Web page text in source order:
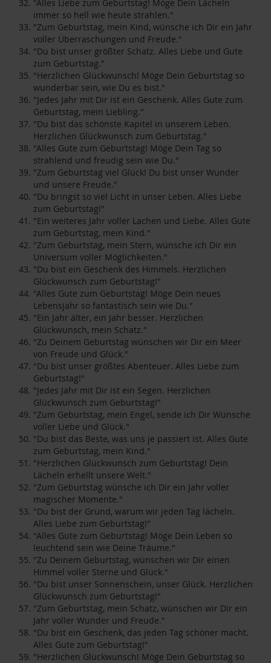
"Alles Liebe zum Geburtstag! Möge Dein Lächeln
immer so hell wie heute strahlen."
"Zum Geburtstag, mein Kind, wünsche ich Dir ein Jahr
voller Überraschungen und Freude."
"Du bist unser größter Schatz. Alles Liebe und Gute
zum Geburtstag."
"Herzlichen Glückwunsch! Möge Dein Geburtstag so
wunderbar sein, wie Du es bist."
"Jedes Jahr mit Dir ist ein Geschenk. Alles Gute zum
Geburtstag, mein Liebling."
"Du bist das schönste Kapitel in unserem Leben.
Herzlichen Glückwunsch zum Geburtstag."
"Alles Gute zum Geburtstag! Möge Dein Tag so
strahlend und freudig sein wie Du."
"Zum Geburtstag viel Glück! Du bist unser Wunder
und unsere Freude."
"Du bringst so viel Licht in unser Leben. Alles Liebe
zum Geburtstag!"
"Ein weiteres Jahr voller Lachen und Liebe. Alles Gute
zum Geburtstag, mein Kind."
"Zum Geburtstag, mein Stern, wünsche ich Dir ein
Universum voller Möglichkeiten."
"Du bist ein Geschenk des Himmels. Herzlichen
Glückwunsch zum Geburtstag!"
"Alles Gute zum Geburtstag! Möge Dein neues
Lebensjahr so fantastisch sein wie Du."
"Ein Jahr älter, ein Jahr besser. Herzlichen
Glückwunsch, mein Schatz."
"Zu Deinem Geburtstag wünschen wir Dir ein Meer
von Freude und Glück."
"Du bist unser größtes Abenteuer. Alles Liebe zum
Geburtstag!"
"Jedes Jahr mit Dir ist ein Segen. Herzlichen
Glückwunsch zum Geburtstag!"
"Zum Geburtstag, mein Engel, sende ich Dir Wünsche
voller Liebe und Glück."
"Du bist das Beste, was uns je passiert ist. Alles Gute
zum Geburtstag, mein Kind."
"Herzlichen Glückwunsch zum Geburtstag! Dein
Lächeln erhellt unsere Welt."
"Zum Geburtstag wünsche ich Dir ein Jahr voller
magischer Momente."
"Du bist der Grund, warum wir jeden Tag lächeln.
Alles Liebe zum Geburtstag!"
"Alles Gute zum Geburtstag! Möge Dein Leben so
leuchtend sein wie Deine Träume."
"Zu Deinem Geburtstag, wünschen wir Dir einen
Himmel voller Sterne und Glück."
"Du bist unser Sonnenschein, unser Glück. Herzlichen
Glückwunsch zum Geburtstag!"
"Zum Geburtstag, mein Schatz, wünschen wir Dir ein
Jahr voller Wunder und Freude."
"Du bist ein Geschenk, das jeden Tag schöner macht.
Alles Gute zum Geburtstag!"
"Herzlichen Glückwunsch! Möge Dein Geburtstag so